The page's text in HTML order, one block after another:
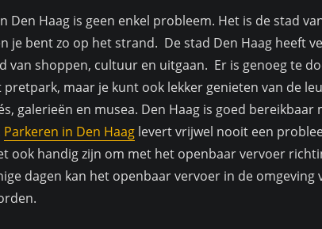
Den Haag is geen enkel probleem. Het is de stad
je bent zo op het strand. De stad Den Haag heeft
van shoppen, cultuur en uitgaan. Er is genoeg te
maar je kunt ook lekker genieten van de
galerieën en musea. Den Haag is goed bereikbaar
Parkeren in Den Haag levert vrijwel nooit een
ook handig zijn om met het openbaar vervoer
dagen kan het openbaar vervoer in de omgeving